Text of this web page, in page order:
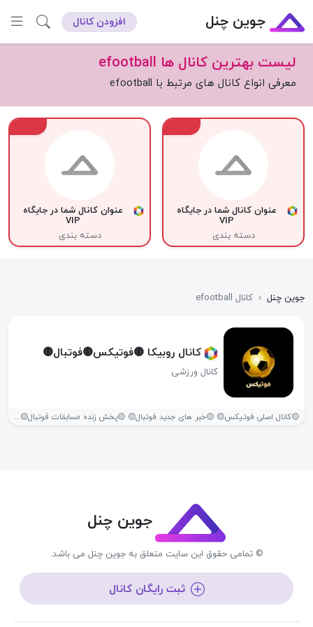
جوین چنل افزودن کانال
لیست بهترین کانال ها efootball
معرفی انواع کانال های مرتبط با efootball
عنوان کانال شما در جایگاه
VIP
دسته بندی
عنوان کانال شما در جایگاه
VIP
دسته بندی
جوین چنل › کانال efootball
کانال روبیکا 🟡فوتیکس🟡فوتبال🟡
کانال ورزشی
🟡کانال اصلی فوتیکس🟡 🟡خبر های جدید فوتبال🟡 🟡پخش زنده مسابقات فوتبال🟡 🟡چالش...
جوین چنل
© تمامی حقوق این سایت متعلق به جوین چنل می باشد.
ثبت رایگان کانال